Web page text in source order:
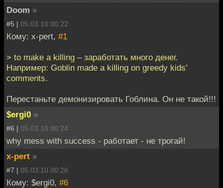
Doom »
#5 | 05.03.10 00:22
Кому: x-pert, #1
> to make a killing – заработать много денег.
Например: Goblin made a killing on greedy kids’
comments.
Перестаньте демонизировать Гоблина. Он не такой!!!
$ergi0 »
#6 | 05.03.10 00:24
why mess with success - работает - не трогай!
x-pert »
#7 | 05.03.10 00:26
Кому: $ergi0, #6